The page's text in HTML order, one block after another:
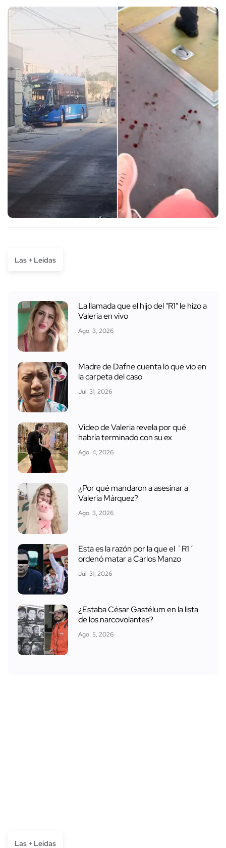
Las + Leídas
La llamada que el hijo del "R1" le hizo a
Valeria en vivo
Ago. 3, 2026
Madre de Dafne cuenta lo que vio en
la carpeta del caso
Jul. 31, 2026
Video de Valeria revela por qué
habría terminado con su ex
Ago. 4, 2026
¿Por qué mandaron a asesinar a
Valeria Márquez?
Ago. 3, 2026
Esta es la razón por la que el ´R1´
ordenó matar a Carlos Manzo
Jul. 31, 2026
¿Estaba César Gastélum en la lista
de los narcovolantes?
Ago. 5, 2026
Las + Leídas